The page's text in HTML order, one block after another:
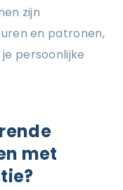
zijn
en patronen,
persoonlijke
met